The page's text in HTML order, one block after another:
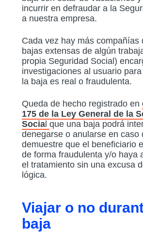
incurrir en defraudar a la
a nuestra empresa.
Cada vez hay más compañías
bajas extensas de algún
propia Seguridad Social)
investigaciones al usuario
la baja es real o fraudulenta.
Queda de hecho registrado en
175 de la Ley General de la
Socia que una baja podrá
denegarse o anularse en caso
demuestre que el beneficiario
de forma fraudulenta y/o haya
el tratamiento sin una excusa
lógica.
Viajar o no
baja